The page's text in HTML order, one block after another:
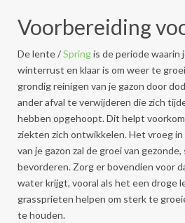
Voorbereiding
De lente /Springis de periode waarin
winterrust en klaar is om weer te
grondig reinigen van je gazon door
ander afval te verwijderen die zich
hebben opgehoopt. Dit helpt
ziekten zich ontwikkelen. Het vroeg
van je gazon zal de groei van
bevorderen. Zorg er bovendien voor
water krijgt, vooral als het een droge
grassprieten helpen om sterk te
te houden.